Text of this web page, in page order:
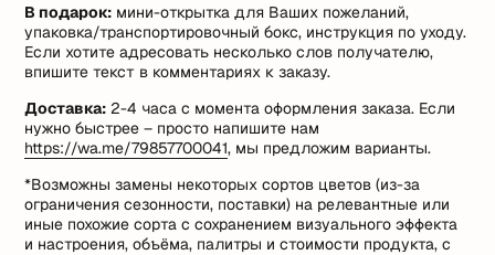
В подарок: мини-открытка для Ваших пожеланий,
упаковка/транспортировочный бокс, инструкция по уходу.
Если хотите адресовать несколько слов получателю,
впишите текст в комментариях к заказу.
Доставка: 2-4 часа с момента оформления заказа. Если
нужно быстрее – просто напишите нам
https://wa.me/79857700041, мы предложим варианты.
*Возможны замены некоторых сортов цветов (из-за
ограничения сезонности, поставки) на релевантные или
иные похожие сорта с сохранением визуального эффекта
и настроения, объёма, палитры и стоимости продукта, с